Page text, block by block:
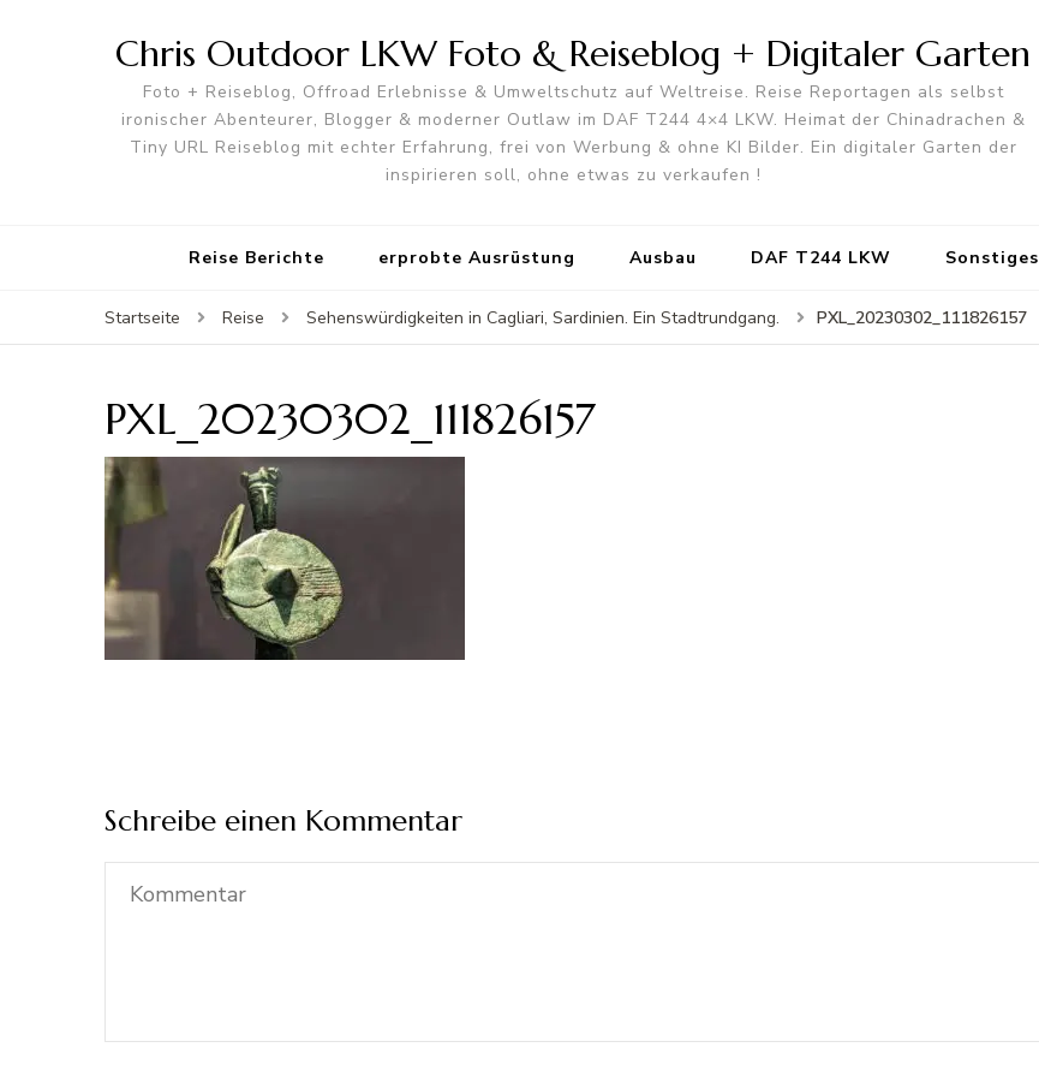
Chris Outdoor LKW Foto & Reiseblog + Digitaler Garten
Foto + Reiseblog, Offroad Erlebnisse & Umweltschutz auf Weltreise. Reise Reportagen als selbst
ironischer Abenteurer, Blogger & moderner Outlaw im DAF T244 4×4 LKW. Heimat der Chinadrachen &
Tiny URL Reiseblog mit echter Erfahrung, frei von Werbung & ohne KI Bilder. Ein digitaler Garten der
inspirieren soll, ohne etwas zu verkaufen !
Reise Berichte erprobte Ausrüstung Ausbau DAF T244 LKW Sonstiges
Startseite Reise Sehenswürdigkeiten in Cagliari, Sardinien. Ein Stadtrundgang. PXL_20230302_111826157
PXL_20230302_111826157
Schreibe einen Kommentar